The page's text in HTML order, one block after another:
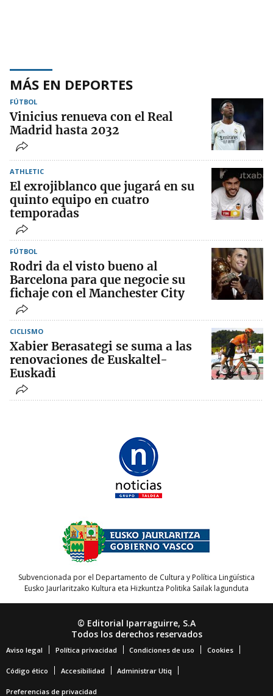
MÁS EN DEPORTES
FÚTBOL
Vinicius renueva con el Real
Madrid hasta 2032
ATHLETIC
El exrojiblanco que jugará en su
quinto equipo en cuatro
temporadas
FÚTBOL
Rodri da el visto bueno al
Barcelona para que negocie su
fichaje con el Manchester City
CICLISMO
Xabier Berasategi se suma a las
renovaciones de Euskaltel-
Euskadi
Subvencionada por el Departamento de Cultura y Política Lingüística
Eusko Jaurlaritzako Kultura eta Hizkuntza Politika Sailak lagunduta
© Editorial Iparraguirre, S.A
Todos los derechos reservados
Aviso legal Política privacidad Condiciones de uso Cookies
Código ético Accesibilidad Administrar Utiq
Preferencias de privacidad